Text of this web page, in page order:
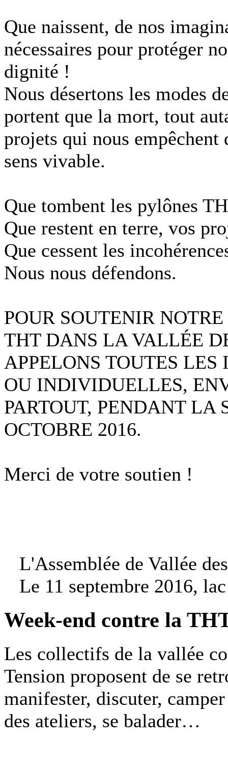
Que naissent, de nos
nécessaires pour protéger
dignité !
Nous désertons les modes
portent que la mort, tout
projets qui nous empêchent
sens vivable.
Que tombent les pylônes
Que restent en terre, vos
Que cessent les
Nous nous défendons.
POUR SOUTENIR
THT DANS LA VALLÉE
APPELONS TOUTES
OU INDIVIDUELLES,
PARTOUT, PENDANT LA
OCTOBRE 2016.
Merci de votre soutien !
L'Assemblée de Vallée
Le 11 septembre 2016,
Week-end contre la
Les collectifs de la vallée
Tension proposent de se
manifester, discuter,
des ateliers, se balader…